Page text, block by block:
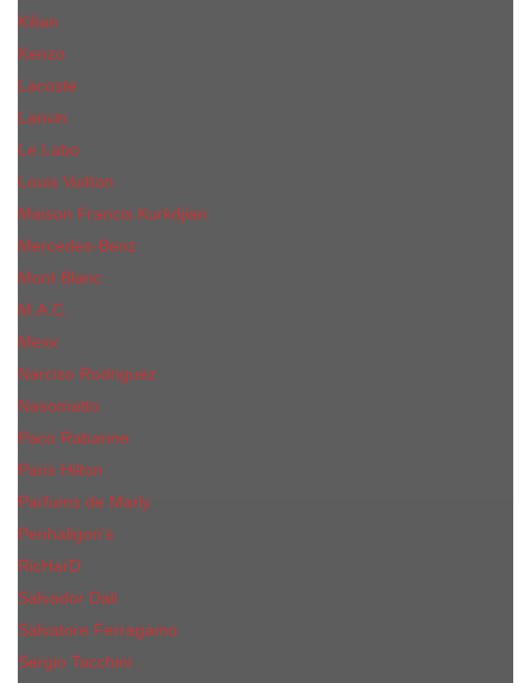
Kilian
Kenzo
Lacoste
Lanvin
Le Labo
Louis Vuitton
Maison Francis Kurkdjian
Mercedes-Benz
Mont Blanc
M.А.C.
Mexx
Narciso Rodriguez
Nasomatto
Paco Rabanne
Paris Hilton
Parfums de Marly
Penhaligon​'s
RicHarD
Salvador Dali
Salvatore Ferragamo
Sergio Tacchini